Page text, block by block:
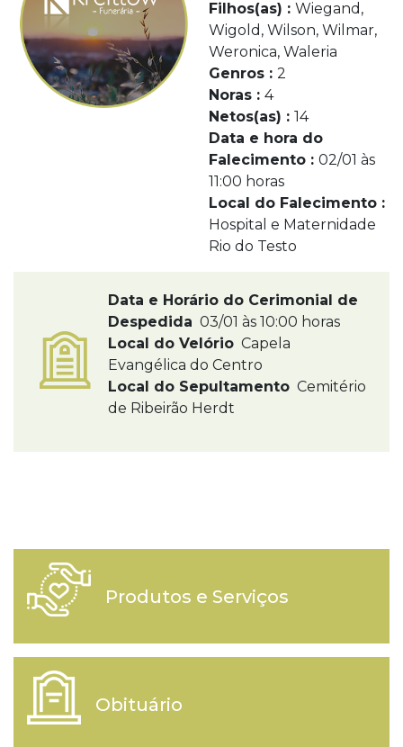
Filhos(as) : Wiegand,
Wigold, Wilson, Wilmar,
Weronica, Waleria
Genros : 2
Noras : 4
Netos(as) : 14
Data e hora do
Falecimento : 02/01 às
11:00 horas
Local do Falecimento :
Hospital e Maternidade
Rio do Testo
Data e Horário do Cerimonial de
Despedida 03/01 às 10:00 horas
Local do Velório Capela
Evangélica do Centro
Local do Sepultamento Cemitério
de Ribeirão Herdt
Produtos e Serviços
Obituário